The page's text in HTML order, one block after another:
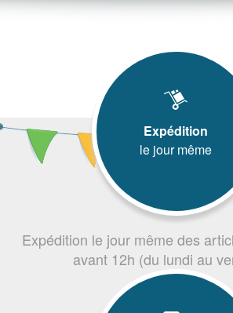
Expédition
le jour même
Expédition le jour même des
avant 12h (du lundi au